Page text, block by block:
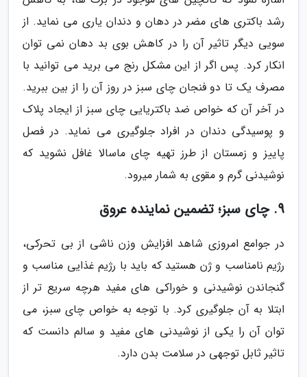
رشد باکتری های مضر در دهان و دندان یاری می نماید. از
سویی دیگر تاثیر آن را در کاهش بوی بد دهان نمی توان
انکار کرد. پس اگر از این مشکل رنج می برید می توانید با
مصرف یک تا دو فنجان چای سبز در روز آن را از بین ببرید.
در آخر آن که خواص ضد باکتریایی چای سبز از ایجاد پلاک
و پوسیدگی دندان در افراد جلوگیری می نماید. در فصل
پاییز و زمستان از طرز تهیه چای ماسالا غافل نشوید که
نوشیدنی گرم و مقوی به شمار میرود.
9. چای سبز؛ تضمین نماینده عروق
در جوامع امروزی شاهد افزایش وزن ناشی از بی تحرکی،
رژیم نامناسب و ژن هستید که باید با رژیم غذایی مناسب و
گنجاندن نوشیدنی و خوراکی های مفید هرچه سریع تر از
ابتلا به آن جلوگیری کرد. با توجه به خواص چای سبز، می
توان آن را یکی از نوشیدنی های مفید و سالم دانست که
تاثیر ثابل توجهی در سلامت بدن دارد.